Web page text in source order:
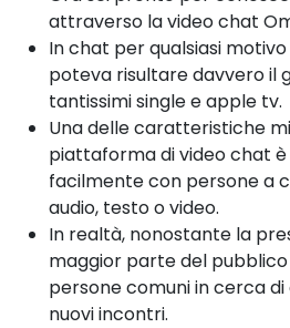
attraverso la video chat
In chat per qualsiasi
poteva risultare davvero il
tantissimi single e apple tv.
Una delle caratteristiche
piattaforma di video chat
facilmente con persone a
audio, testo o video.
In realtà, nonostante la
maggior parte del
persone comuni in cerca
nuovi incontri.